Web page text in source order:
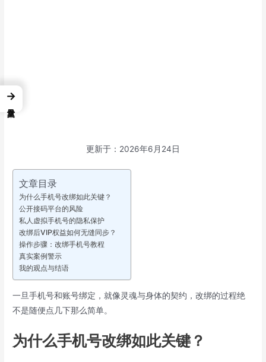
更新于：2026年6月24日
文章目录
为什么手机号改绑如此关键？
公开接码平台的风险
私人虚拟手机号的隐私保护
改绑后VIP权益如何无缝同步？
操作步骤：改绑手机号教程
真实案例警示
我的观点与结语
一旦手机号和账号绑定，就像灵魂与身体的契约，改绑的过程绝
不是随便点几下那么简单。
为什么手机号改绑如此关键？
→